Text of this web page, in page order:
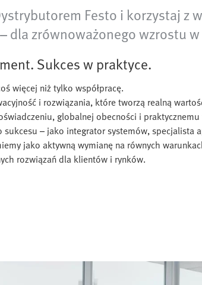
Festo i korzystaj z
dla zrównoważonego wzrostu
Sukces w praktyce.
więcej niż tylko współpracę.
i rozwiązania, które tworzą realną
globalnej obecności i
sukcesu – jako integrator systemów, specjalista
jako aktywną wymianę na równych
rozwiązań dla klientów i rynków.